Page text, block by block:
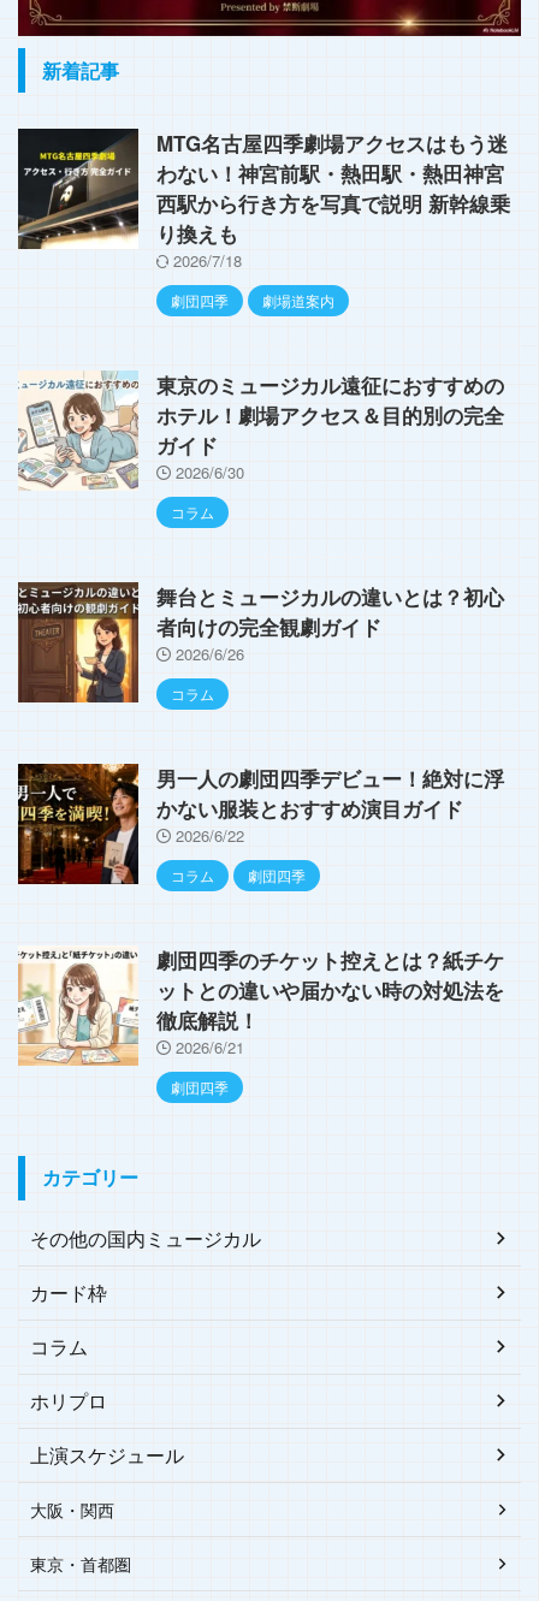
新着記事
MTG名古屋四季劇場アクセスはもう迷
わない！神宮前駅・熱田駅・熱田神宮
西駅から行き方を写真で説明 新幹線乗
り換えも
2026/7/18
劇団四季 劇場道案内
東京のミュージカル遠征におすすめの
ホテル！劇場アクセス＆目的別の完全
ガイド
2026/6/30
コラム
舞台とミュージカルの違いとは？初心
者向けの完全観劇ガイド
2026/6/26
コラム
男一人の劇団四季デビュー！絶対に浮
かない服装とおすすめ演目ガイド
2026/6/22
コラム 劇団四季
劇団四季のチケット控えとは？紙チケ
ットとの違いや届かない時の対処法を
徹底解説！
2026/6/21
劇団四季
カテゴリー
その他の国内ミュージカル
カード枠
コラム
ホリプロ
上演スケジュール
大阪・関西
東京・首都圏